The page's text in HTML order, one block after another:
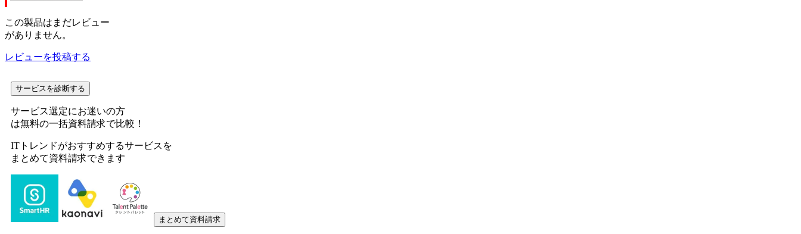
この製品はまだレビュー
がありません。
レビューを投稿する
サービスを診断する
サービス選定にお迷いの方
は無料の一括資料請求で比較！
ITトレンドがおすすめするサービスを
まとめて資料請求できます
まとめて資料請求